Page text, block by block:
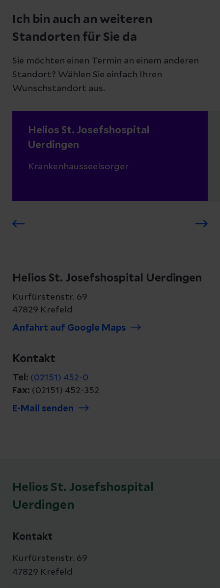
Ich bin auch an weiteren
Standorten für Sie da
Sie möchten einen Termin an einem anderen
Standort? Wählen Sie einfach Ihren
Wunschstandort aus.
Helios St. Josefshospital
Uerdingen
Krankenhausseelsorger
Helios St. Josefshospital Uerdingen
Kurfürstenstr. 69
47829 Krefeld
Anfahrt auf Google Maps
Kontakt
Tel: (02151) 452-0
Fax: (02151) 452-352
E-Mail senden
Helios St. Josefshospital
Uerdingen
Kontakt
Kurfürstenstr. 69
47829 Krefeld